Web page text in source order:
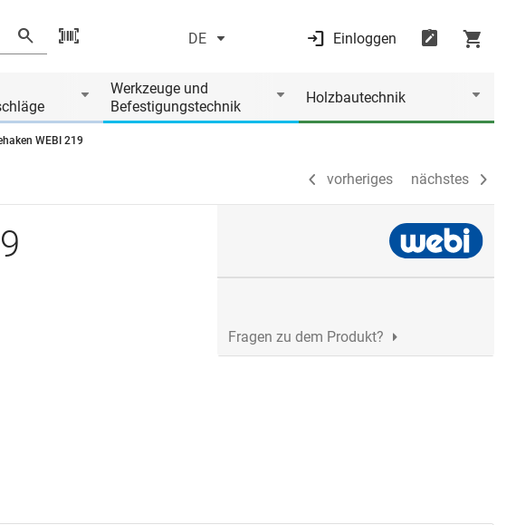
DE Einloggen
Werkzeuge und
Befestigungstechnik
Holzbautechnik
WEBI 219
vorheriges nächstes
vorheriges nächstes
Fragen zu dem Produkt?